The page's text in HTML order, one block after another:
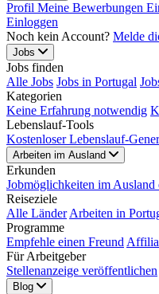
Profil Meine Bewerbungen
Einloggen
Noch kein Account? Melde
Jobs
Jobs finden
Alle Jobs Jobs in Portugal
Kategorien
Keine Erfahrung notwendig
Lebenslauf-Tools
Kostenloser Lebenslauf-
Arbeiten im Ausland
Erkunden
Jobmöglichkeiten im Ausland
Reiseziele
Alle Länder Arbeiten in
Programme
Empfehle einen Freund
Für Arbeitgeber
Stellenanzeige veröffentlichen
Blog